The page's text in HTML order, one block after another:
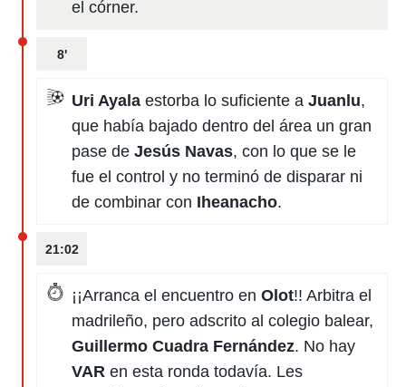
el córner.
8'
Uri Ayala estorba lo suficiente a Juanlu,
que había bajado dentro del área un gran
pase de Jesús Navas, con lo que se le
fue el control y no terminó de disparar ni
de combinar con Iheanacho.
21:02
¡¡Arranca el encuentro en Olot!! Arbitra el
madrileño, pero adscrito al colegio balear,
Guillermo Cuadra Fernández. No hay
VAR en esta ronda todavía. Les